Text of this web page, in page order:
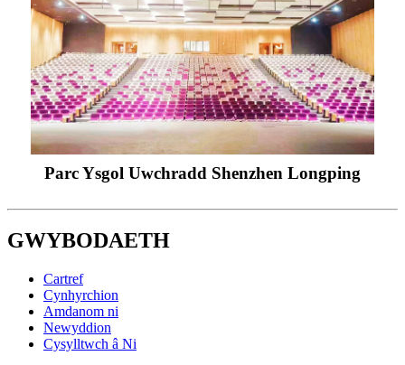
Parc Ysgol Uwchradd Shenzhen Longping
GWYBODAETH
Cartref
Cynhyrchion
Amdanom ni
Newyddion
Cysylltwch â Ni